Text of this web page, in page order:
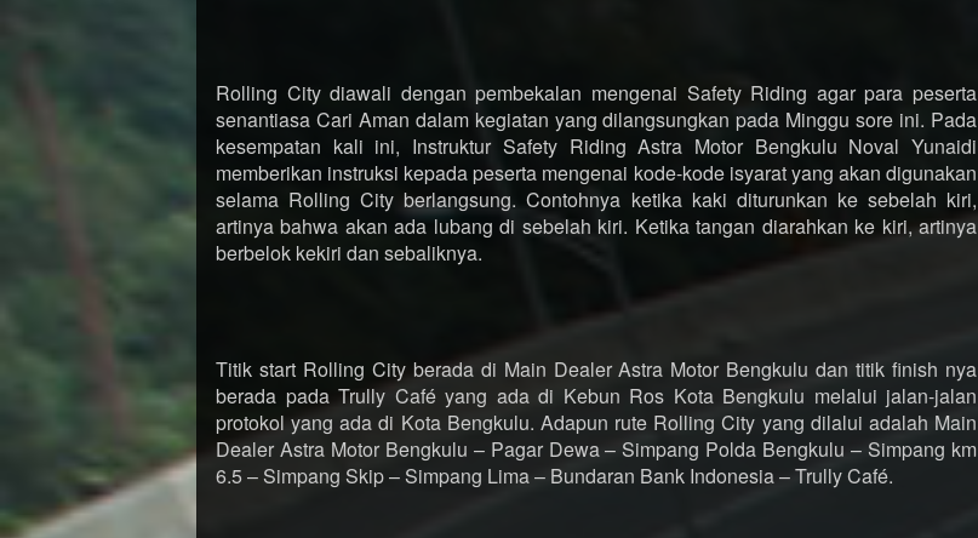
Rolling City diawali dengan pembekalan mengenai Safety Riding agar para peserta
senantiasa Cari Aman dalam kegiatan yang dilangsungkan pada Minggu sore ini. Pada
kesempatan kali ini, Instruktur Safety Riding Astra Motor Bengkulu Noval Yunaidi
memberikan instruksi kepada peserta mengenai kode-kode isyarat yang akan digunakan
selama Rolling City berlangsung. Contohnya ketika kaki diturunkan ke sebelah kiri,
artinya bahwa akan ada lubang di sebelah kiri. Ketika tangan diarahkan ke kiri, artinya
berbelok kekiri dan sebaliknya.
Titik start Rolling City berada di Main Dealer Astra Motor Bengkulu dan titik finish nya
berada pada Trully Café yang ada di Kebun Ros Kota Bengkulu melalui jalan-jalan
protokol yang ada di Kota Bengkulu. Adapun rute Rolling City yang dilalui adalah Main
Dealer Astra Motor Bengkulu – Pagar Dewa – Simpang Polda Bengkulu – Simpang km
6.5 – Simpang Skip – Simpang Lima – Bundaran Bank Indonesia – Trully Café.